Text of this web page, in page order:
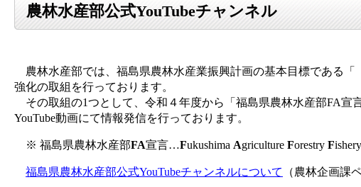
農林水産部公式YouTubeチャンネル
農林水産部では、福島県農林水産業振興計画の基本目標である
強化の取組を行っております。
その取組の1つとして、令和４年度から「福島県農林水産部FA宣
YouTube動画にて情報発信を行っております。
※ 福島県農林水産部FA宣言…Fukushima Agriculture Forestry Fishery
福島県農林水産部公式YouTubeチャンネルについて （農林企画課